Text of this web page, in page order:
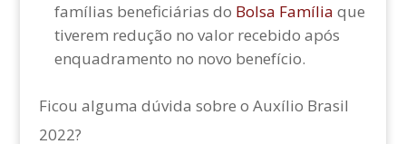
famílias beneficiárias do Bolsa Família que
tiverem redução no valor recebido após
enquadramento no novo benefício.
Ficou alguma dúvida sobre o Auxílio Brasil
2022?